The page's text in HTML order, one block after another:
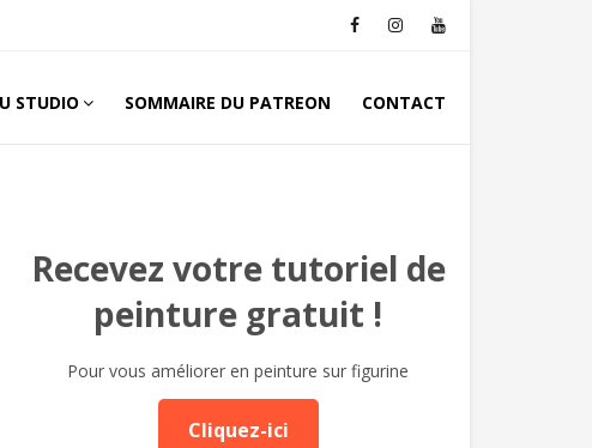
STUDIO SOMMAIRE DU PATREON CONTACT
Recevez votre tutoriel de
peinture gratuit !
Pour vous améliorer en peinture sur figurine
Cliquez-ici